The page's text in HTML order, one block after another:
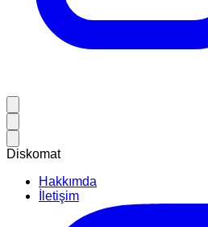
Diskomat
Hakkımda
İletişim